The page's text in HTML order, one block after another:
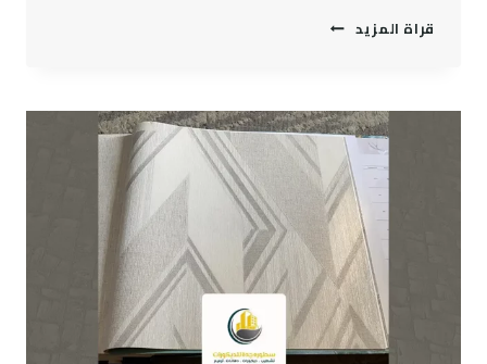
قراة المزيد معلم
ت:
0545300912
ورق
جدران
ضد
الماء
جدة
–
ورق
جدران
رخيص
جدة